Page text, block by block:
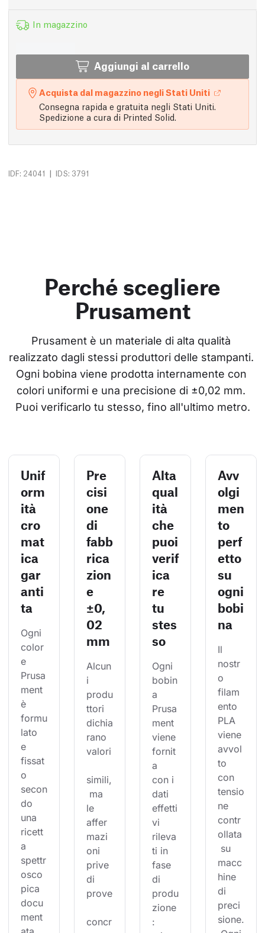
In magazzino
Aggiungi al carrello
Acquista dal magazzino negli Stati Uniti
Consegna rapida e gratuita negli Stati Uniti.
Spedizione a cura di Printed Solid.
IDF: 24041 | IDS: 3791
Perché scegliere
Prusament
Prusament è un materiale di alta qualità
realizzato dagli stessi produttori delle stampanti.
Ogni bobina viene prodotta internamente con
colori uniformi e una precisione di ±0,02 mm.
Puoi verificarlo tu stesso, fino all'ultimo metro.
Unif
orm
ità
cro
mat
ica
gar
anti
ta
Ogni
color
e
Prusa
ment
è
formu
lato
e
fissat
o
secon
do
una
ricett
a
spettr
osco
pica
docu
ment
Pre
cisi
one
di
fabb
rica
zion
e
±0,
02
mm
Alcun
i
produ
ttori
dichia
rano
valori
simili,
ma
le
affer
mazi
oni
prive
di
prove
concr
Alta
qual
ità
che
puoi
verif
ica
re
tu
stes
so
Ogni
bobin
a
Prusa
ment
viene
fornit
a
con i
dati
effetti
vi
rileva
ti in
fase
di
produ
zione
:
Avv
olgi
men
to
perf
etto
su
ogni
bobi
na
Il
nostr
o
filam
ento
PLA
viene
avvol
to
con
tensio
ne
contr
ollata
su
macc
hine
di
preci
sione.